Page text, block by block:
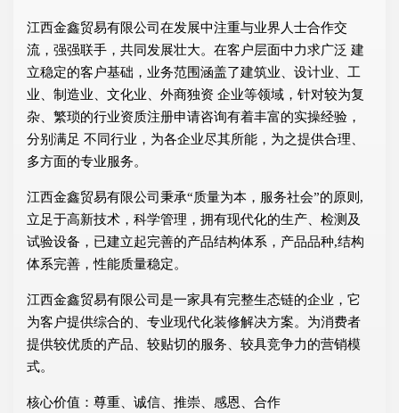
江西金鑫贸易有限公司在发展中注重与业界人士合作交
流，强强联手，共同发展壮大。在客户层面中力求广泛 建
立稳定的客户基础，业务范围涵盖了建筑业、设计业、工
业、制造业、文化业、外商独资 企业等领域，针对较为复
杂、繁琐的行业资质注册申请咨询有着丰富的实操经验，
分别满足 不同行业，为各企业尽其所能，为之提供合理、
多方面的专业服务。
江西金鑫贸易有限公司秉承“质量为本，服务社会”的原则,
立足于高新技术，科学管理，拥有现代化的生产、检测及
试验设备，已建立起完善的产品结构体系，产品品种,结构
体系完善，性能质量稳定。
江西金鑫贸易有限公司是一家具有完整生态链的企业，它
为客户提供综合的、专业现代化装修解决方案。为消费者
提供较优质的产品、较贴切的服务、较具竞争力的营销模
式。
核心价值：尊重、诚信、推崇、感恩、合作